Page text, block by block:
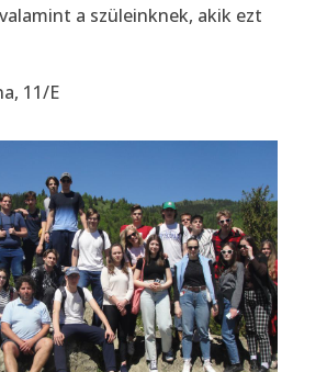
a szüleinknek, akik ezt
11/E